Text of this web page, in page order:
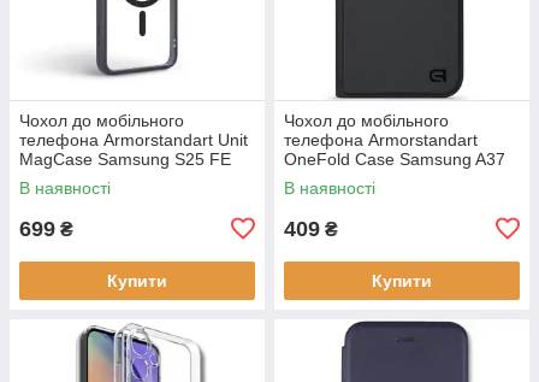
Чохол до мобільного
телефона Armorstandart Unit
MagCase Samsung S25 FE
5G Black (ARM89156)
В наявності
699 ₴
Купити
Чохол до мобільного
телефона Armorstandart
OneFold Case Samsung A37
5G Black (ARM89718)
В наявності
409 ₴
Купити